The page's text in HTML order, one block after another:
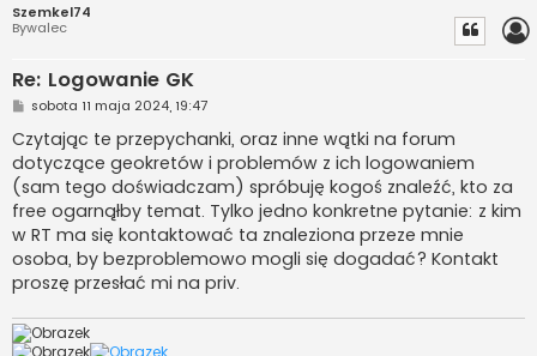
Szemkel74
Bywalec
Re: Logowanie GK
P
s
t
sobota 11 maja 2024, 19:47
Czytając te przepychanki, oraz inne wątki na forum
dotyczące geokretów i problemów z ich logowaniem
(sam tego doświadczam) spróbuję kogoś znaleźć, kto za
free ogarnąłby temat. Tylko jedno konkretne pytanie: z kim
w RT ma się kontaktować ta znaleziona przeze mnie
osoba, by bezproblemowo mogli się dogadać? Kontakt
proszę przesłać mi na priv.